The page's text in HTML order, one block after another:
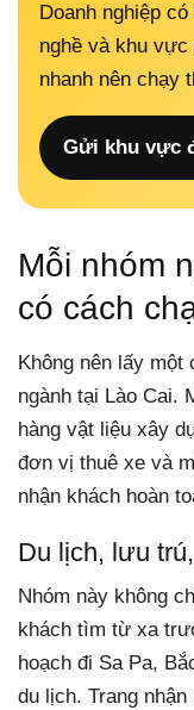
Doanh nghiệp
nghề và khu
nhanh nên chạy
Gửi khu vực
Mỗi nhóm
có cách
Không nên lấy một
ngành tại Lào Cai.
hàng vật liệu xây
đơn vị thuê xe và
nhận khách hoàn
Du lịch, lưu
Nhóm này không
khách tìm từ xa
hoạch đi Sa Pa,
du lịch. Trang